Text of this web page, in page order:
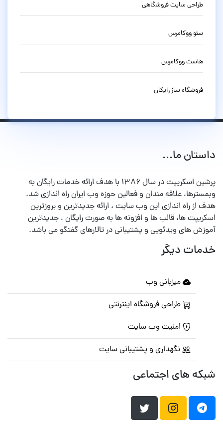
طراحی سایت فروشگاهی
سئو ووکامرس
هاست ووکامرس
فروشگاه ساز رایگان
داستان ما...
پرشین اسکریپت در سال ۱۳۸۶ با هدف ارائه خدمات رایگان به
وبمسترها، علاقه مندان و فعالین حوزه وب ایران راه اندازی شد.
هدف از راه اندازی این وب سایت ، ارائه جدیدترین و بروزترین
اسکریپت ها، قالب ها و افزونه ها به صورت رایگان ، جدیدترین
آموزش های ویدئویی و پشتیبانی در تالارهای گفتگو می باشد.
خدمات دیگر
میزبانی وب
طراحی فروشگاه اینترنتی
امنیت وب سایت
نگهداری و پشتیبانی سایت
شبکه های اجتماعی